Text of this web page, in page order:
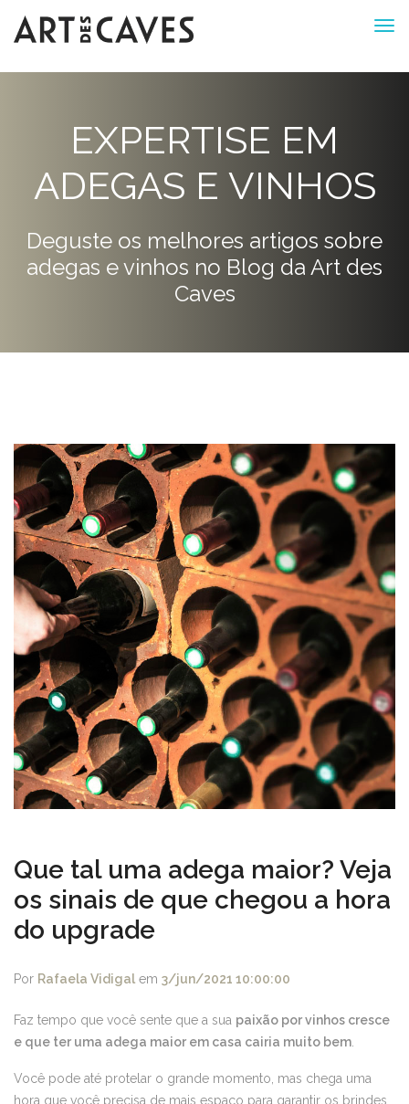
EXPERTISE EM
ADEGAS E VINHOS
Deguste os melhores artigos sobre
adegas e vinhos no Blog da Art des
Caves
Que tal uma adega maior? Veja
os sinais de que chegou a hora
do upgrade
Por Rafaela Vidigal em 3/jun/2021 10:00:00
Faz tempo que você sente que a sua paixão por vinhos cresce
e que ter uma adega maior em casa cairia muito bem
Você pode até protelar o grande momento, mas chega uma
hora que você precisa de mais espaço para garantir os brindes